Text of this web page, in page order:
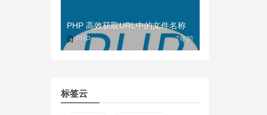
PHP 高效获取URL中的文件名称
PHP 7年前
标签云